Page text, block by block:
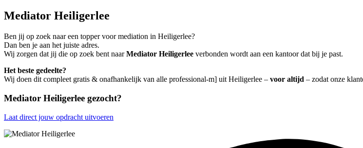
Mediator Heiligerlee
Ben jij op zoek naar een topper voor mediation in Heiligerlee?
Dan ben je aan het juiste adres.
Wij zorgen dat jij die op zoek bent naarMediator Heiligerlee verbonden wordt aan een kantoor dat bij je past.
Het beste gedeelte?
Wij doen dit compleet gratis & onafhankelijk van alle professional-m] uit Heiligerlee – voor altijd – zodat onze
Mediator Heiligerlee gezocht?
Laat direct jouw opdracht uitvoeren